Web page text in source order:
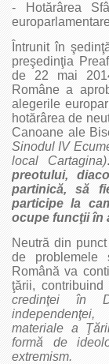
- Hotărârea
Întrunit în
preşedinţia
de 22 mai
Române a
alegerile
hotărârea de
Canoane ale
Sinodul IV
local Cartagina)
preotului,
partinică, să
participe la
ocupe funcţii în
Neutră din
de problemele
Română va
ţării,
credinţei în
materiale a
formă de
extremism.